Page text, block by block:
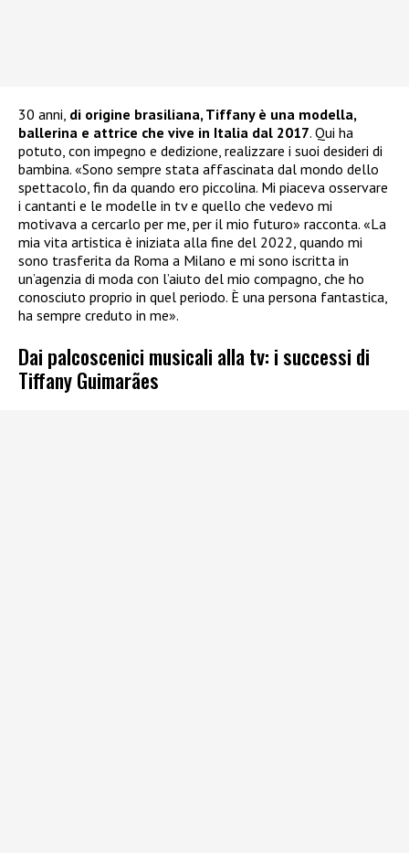
30 anni, di origine brasiliana, Tiffany è una modella,
ballerina e attrice che vive in Italia dal 2017. Qui ha
potuto, con impegno e dedizione, realizzare i suoi desideri di
bambina. «Sono sempre stata affascinata dal mondo dello
spettacolo, fin da quando ero piccolina. Mi piaceva osservare
i cantanti e le modelle in tv e quello che vedevo mi
motivava a cercarlo per me, per il mio futuro» racconta. «La
mia vita artistica è iniziata alla fine del 2022, quando mi
sono trasferita da Roma a Milano e mi sono iscritta in
un’agenzia di moda con l’aiuto del mio compagno, che ho
conosciuto proprio in quel periodo. È una persona fantastica,
ha sempre creduto in me».
Dai palcoscenici musicali alla tv: i successi di
Tiffany Guimarães